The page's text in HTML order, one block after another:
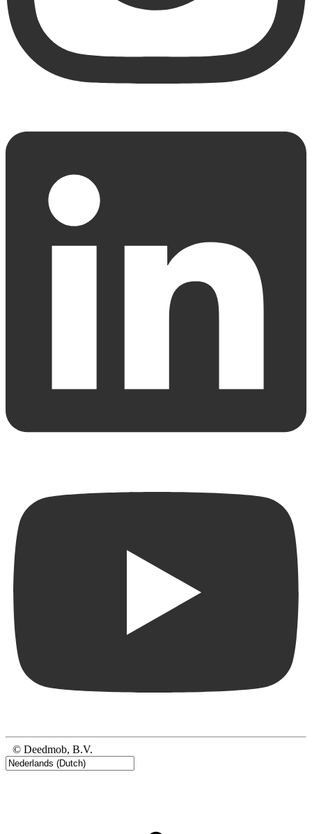
© Deedmob, B.V.